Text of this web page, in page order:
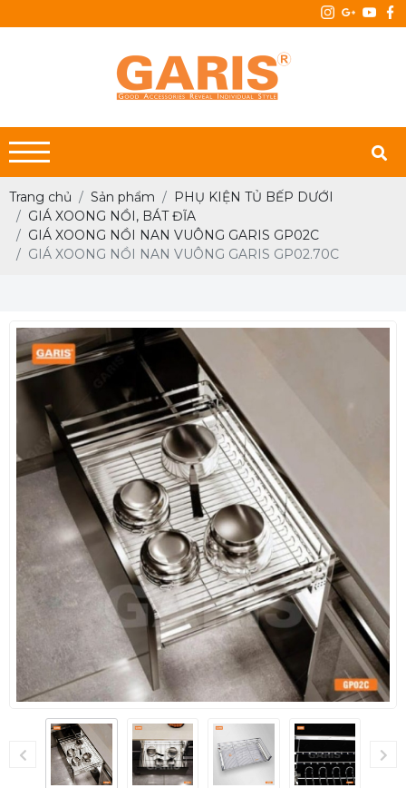
Trang chủ Sản phẩm
PHỤ KIỆN TỦ BẾP DƯỚI
GIÁ XOONG NỒI, BÁT ĐĨA
GIÁ XOONG NỒI NAN VUÔNG GARIS GP02C
GIÁ XOONG NỒI NAN VUÔNG GARIS GP02.70C